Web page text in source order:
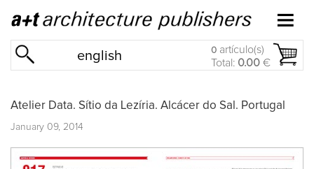
english 0 artículo(s)
Total: 0.00 €
Atelier Data. Sítio da Lezíria. Alcácer do Sal. Portugal
January 09, 2014